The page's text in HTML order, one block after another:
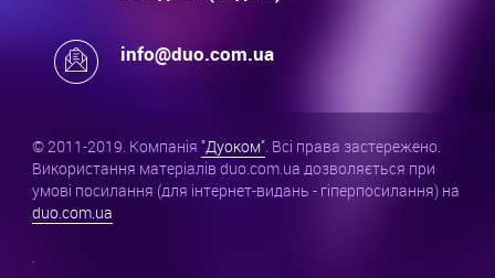
info@duo.com.ua
© 2011-2019. Компанія "Дуоком". Всі права застережено.
Використання матеріалів duo.com.ua дозволяється при
умові посилання (для інтернет-видань - гіперпосилання) на
duo.com.ua
.